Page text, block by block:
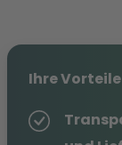
Ihre